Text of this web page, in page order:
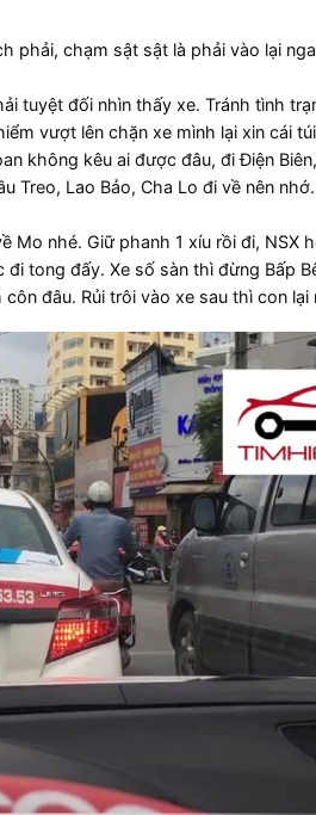
chạm sật sật là phải vào lại
tuyệt đối nhìn thấy xe. Tránh tình
vượt lên chặn xe mình lại xin cái
không kêu ai được đâu, đi Điện
Treo, Lao Bảo, Cha Lo đi về nên nhớ.​
nhé. Giữ phanh 1 xíu rồi đi, NSX
tong đấy. Xe số sàn thì đừng Bấp
đâu. Rủi trôi vào xe sau thì con lại